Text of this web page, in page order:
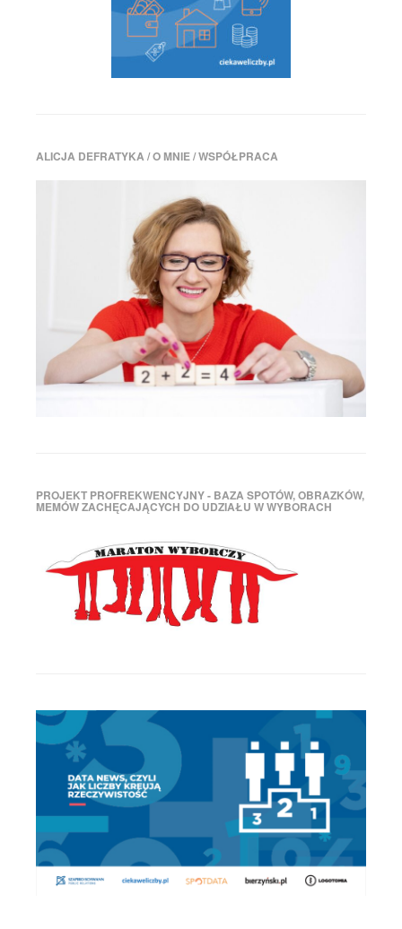
ALICJA DEFRATYKA / O MNIE / WSPÓŁPRACA
PROJEKT PROFREKWENCYJNY - BAZA SPOTÓW, OBRAZKÓW,
MEMÓW ZACHĘCAJĄCYCH DO UDZIAŁU W WYBORACH